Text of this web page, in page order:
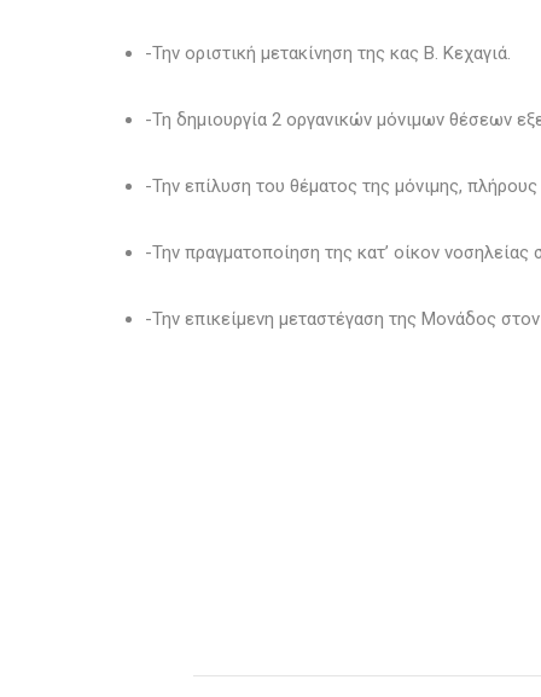
-Την οριστική μετακίνηση της κας Β. Κεχαγιά.
-Τη δημιουργία 2 οργανικών μόνιμων θέσεων
-Την επίλυση του θέματος της μόνιμης,
-Την πραγματοποίηση της κατ’ οίκον νοσηλείας
-Την επικείμενη μεταστέγαση της Μονάδος